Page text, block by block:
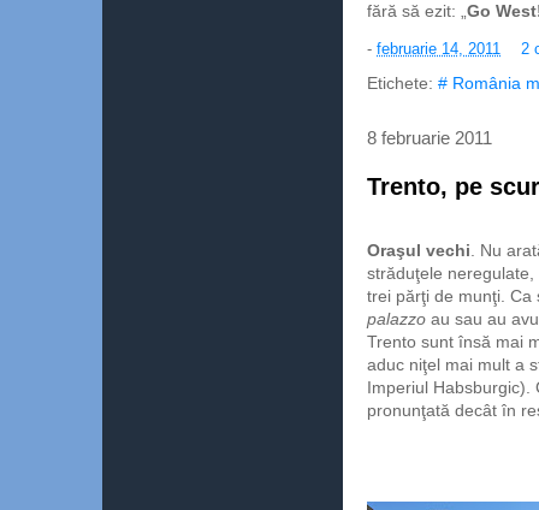
fără să ezit: „ Go
- februarie 14, 2011 2
Etichete: # România
8 februarie 2011
Trento, pe
Oraşul vechi . Nu
străduţele
trei părţi de munţi. Ca
palazzo au sau au
Trento sunt însă mai
aduc niţel mai mult a
Imperiul Habsburgic).
pronunţată decât în